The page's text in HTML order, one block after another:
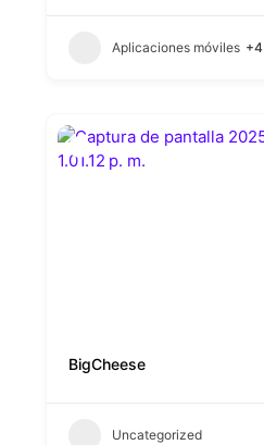
Aplicaciones móviles +4
BigCheese
Uncategorized